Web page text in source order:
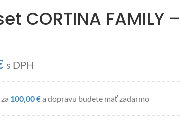
CORTINA FAMILY –
s DPH
100,00€a dopravu budete mať zadarmo